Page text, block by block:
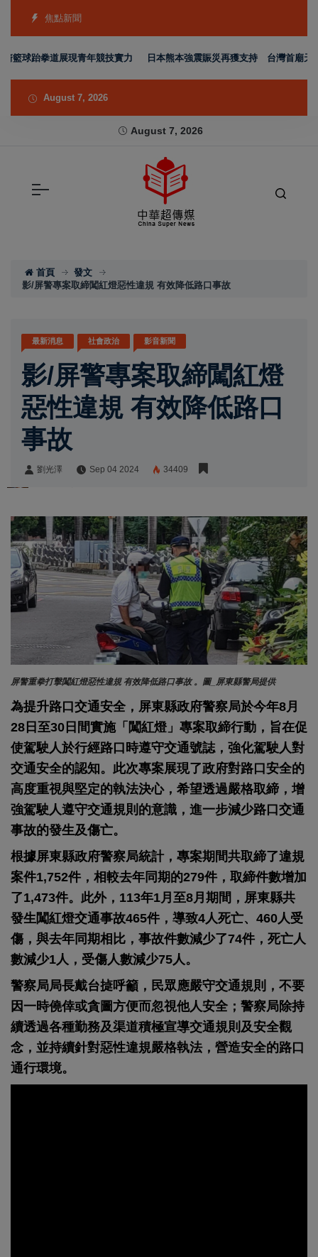
焦點新聞
跆拳道展現青年競技實力 日本熊本強震賑災再獲支持 台灣首廟天壇捐
August 7, 2026
August 7, 2026
首頁
發文
影/屏警專案取締闖紅燈惡性違規 有效降低路口事故
最新消息 社會政治 影音新聞
影/屏警專案取締闖紅燈
惡性違規 有效降低路口
事故
劉光澤 Sep 04 2024 34409
屏警重拳打擊闖紅燈惡性違規 有效降低路口事故 。圖_屏東縣警局提供
為提升路口交通安全，屏東縣政府警察局於今年8月
28日至30日間實施「闖紅燈」專案取締行動，旨在促
使駕駛人於行經路口時遵守交通號誌，強化駕駛人對
交通安全的認知。此次專案展現了政府對路口安全的
高度重視與堅定的執法決心，希望透過嚴格取締，增
強駕駛人遵守交通規則的意識，進一步減少路口交通
事故的發生及傷亡。
根據屏東縣政府警察局統計，專案期間共取締了違規
案件1,752件，相較去年同期的279件，取締件數增加
了1,473件。此外，113年1月至8月期間，屏東縣共
發生闖紅燈交通事故465件，導致4人死亡、460人受
傷，與去年同期相比，事故件數減少了74件，死亡人
數減少1人，受傷人數減少75人。
警察局局長戴台㨗呼籲，民眾應嚴守交通規則，不要
因一時僥倖或貪圖方便而忽視他人安全；警察局除持
續透過各種勤務及渠道積極宣導交通規則及安全觀
念，並持續針對惡性違規嚴格執法，營造安全的路口
通行環境。